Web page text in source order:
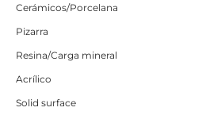
Cerámicos/Porcelana
Pizarra
Resina/Carga mineral
Acrílico
Solid surface